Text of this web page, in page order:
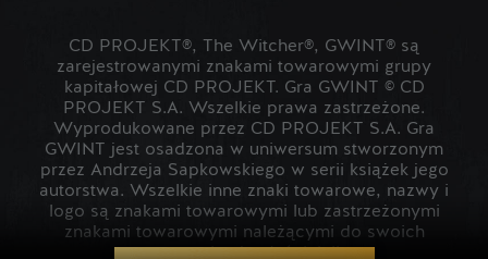
CD PROJEKT®, The Witcher®, GWINT® są
zarejestrowanymi znakami towarowymi grupy
kapitałowej CD PROJEKT. Gra GWINT © CD
PROJEKT S.A. Wszelkie prawa zastrzeżone.
Wyprodukowane przez CD PROJEKT S.A. Gra
GWINT jest osadzona w uniwersum stworzonym
przez Andrzeja Sapkowskiego w serii książek jego
autorstwa. Wszelkie inne znaki towarowe, nazwy i
logo są znakami towarowymi lub zastrzeżonymi
znakami towarowymi należącymi do swoich
prawowitych właścicieli.